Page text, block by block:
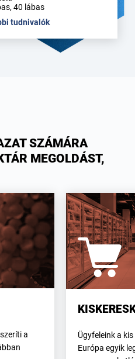
40 lábas
tudnivalók
SZÁMÁRA
MEGOLDÁST,
a
Ügyfeleink a
Európa egyik